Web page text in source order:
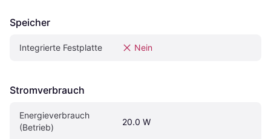
Speicher
Nein
Stromverbrauch
Energieverbrauch
(Betrieb)
20.0 W